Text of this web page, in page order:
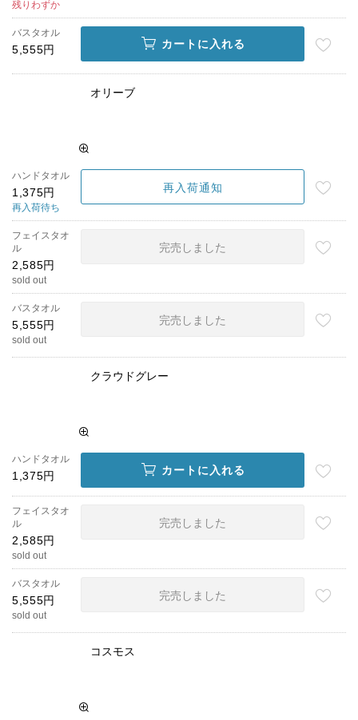
残りわずか
バスタオル
5,555円 カートに入れる
オリーブ
ハンドタオル
1,375円
再入荷待ち
再入荷通知
フェイスタオ
ル
2,585円
sold out
完売しました
バスタオル
5,555円
sold out
完売しました
クラウドグレー
ハンドタオル
1,375円 カートに入れる
フェイスタオ
ル
2,585円
sold out
完売しました
バスタオル
5,555円
sold out
完売しました
コスモス